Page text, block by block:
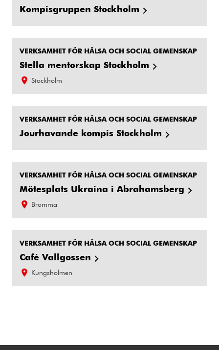
Kompisgruppen Stockholm
VERKSAMHET FÖR HÄLSA OCH SOCIAL GEMENSKAP
Stella mentorskap Stockholm
Stockholm
VERKSAMHET FÖR HÄLSA OCH SOCIAL GEMENSKAP
Jourhavande kompis Stockholm
VERKSAMHET FÖR HÄLSA OCH SOCIAL GEMENSKAP
Mötesplats Ukraina i Abrahamsberg
Bromma
VERKSAMHET FÖR HÄLSA OCH SOCIAL GEMENSKAP
Café Vallgossen
Kungsholmen